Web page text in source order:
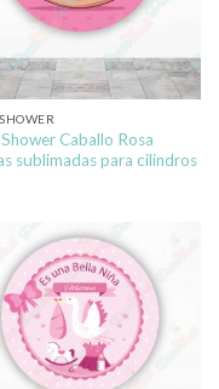
Caballo Rosa
sublimadas para cilindros